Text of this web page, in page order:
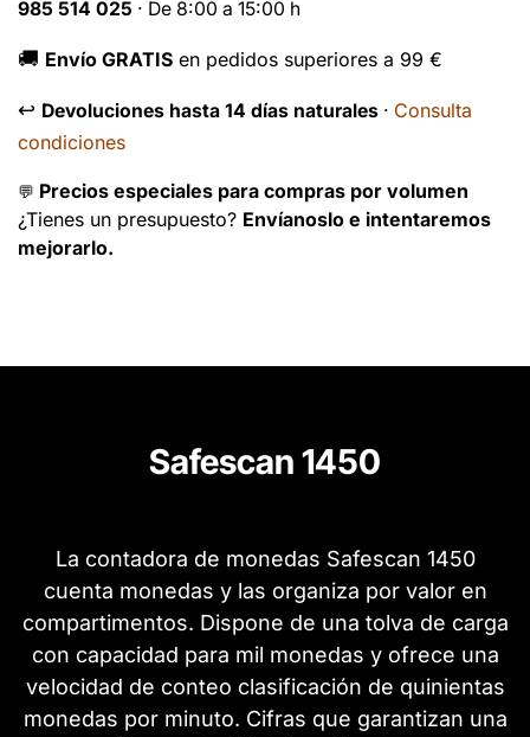
985 514 025 · De 8:00 a 15:00 h
🚚 Envío GRATIS en pedidos superiores a 99 €
↩️ Devoluciones hasta 14 días naturales · Consulta
condiciones
💬 Precios especiales para compras por volumen
¿Tienes un presupuesto? Envíanoslo e intentaremos
mejorarlo.
Safescan 1450
La contadora de monedas Safescan 1450
cuenta monedas y las organiza por valor en
compartimentos. Dispone de una tolva de carga
con capacidad para mil monedas y ofrece una
velocidad de conteo clasificación de quinientas
monedas por minuto. Cifras que garantizan una